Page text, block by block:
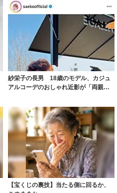
紗栄子の長男 18歳のモデル、カジュ
アルコーデのおしゃれ近影が「両親の
【宝くじの裏技】当たる側に回るか、